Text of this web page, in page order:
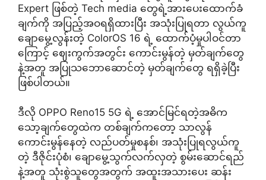
Expert ဖြစ်တဲ့ Tech media တွေရဲ့အားပေးထောက်ခံ
ချက်ကို အပြည့်အဝရရှိထားပြီး အသုံးပြုရတာ လွယ်ကူ
ချောမွေ့လွန်းတဲ့ ColorOS 16 ရဲ့ ထောက်ပံ့မှုပါဝင်တာ
ကြောင့် ဈေးကွက်အတွင်း ကောင်းမွန်တဲ့ မှတ်ချက်တွေ
နဲ့အတူ အပြုသဘောဆောင်တဲ့ မှတ်ချက်တွေ ရရှိခဲ့ပြီး
ဖြစ်ပါတယ်။
ဒီလို OPPO Reno15 5G ရဲ့ အောင်မြင်ရတဲ့အဓိက
သော့ချက်တွေထဲက တစ်ချက်ကတော့ သာလွန်
ကောင်းမွန်နေတဲ့ လည်ပတ်မှုစနစ်၊ အသုံးပြုရလွယ်ကူ
တဲ့ ဒီဇိုင်းပုံစံ၊ ချောမွေ့သွက်လက်လှတဲ့ စွမ်းဆောင်ရည်
နဲ့အတူ သုံးစွဲသူတွေအတွက် အထူးအသားပေး ဆန်း